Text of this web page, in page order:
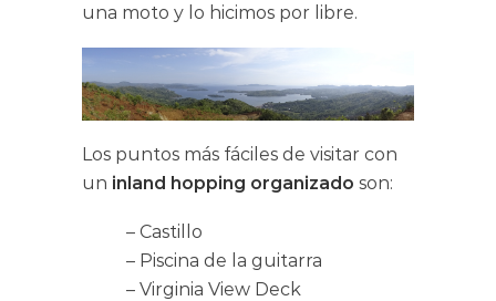
una moto y lo hicimos por libre.
Los puntos más fáciles de visitar con
un inland hopping organizado son:
– Castillo
– Piscina de la guitarra
– Virginia View Deck